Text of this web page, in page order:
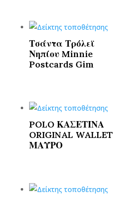
Τσάντα Τρόλεϊ
Νηπίου Minnie
Postcards Gim
POLO ΚΑΣΕΤΙΝΑ
ORIGINAL WALLET
ΜΑΥΡΟ